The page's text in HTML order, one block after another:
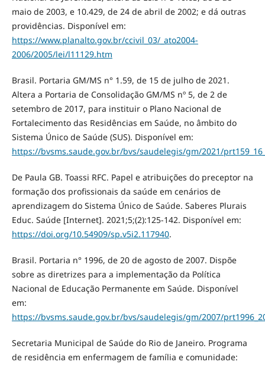
maio de 2003, e 10.429, de 24 de abril de 2002; e dá outras
providências. Disponível em:
https://www.planalto.gov.br/ccivil_03/_ato2004-
2006/2005/lei/l11129.htm
Brasil. Portaria GM/MS n° 1.59, de 15 de julho de 2021.
Altera a Portaria de Consolidação GM/MS nº 5, de 2 de
setembro de 2017, para instituir o Plano Nacional de
Fortalecimento das Residências em Saúde, no âmbito do
Sistema Único de Saúde (SUS). Disponível em:
https://bvsms.saude.gov.br/bvs/saudelegis/gm/2021/
De Paula GB. Toassi RFC. Papel e atribuições do preceptor na
formação dos profissionais da saúde em cenários de
aprendizagem do Sistema Único de Saúde. Saberes Plurais
Educ. Saúde [Internet]. 2021;5;(2):125-142. Disponível em:
https://doi.org/10.54909/sp.v5i2.117940.
Brasil. Portaria n° 1996, de 20 de agosto de 2007. Dispõe
sobre as diretrizes para a implementação da Política
Nacional de Educação Permanente em Saúde. Disponível
em:
https://bvsms.saude.gov.br/bvs/saudelegis/gm/2007/
Secretaria Municipal de Saúde do Rio de Janeiro. Programa
de residência em enfermagem de família e comunidade: